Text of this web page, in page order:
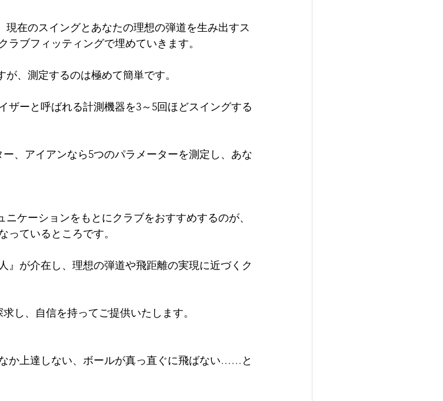
現在のスイングとあなたの理想の弾道を生み出すス
ブフィッティングで埋めていきます。
、測定するのは極めて簡単です。
ザーと呼ばれる計測機器を3～5回ほどスイングする
、アイアンなら5つのパラメーターを測定し、あな
ケーションをもとにクラブをおすすめするのが、
っているところです。
』が介在し、理想の弾道や飛距離の実現に近づくク
し、自信を持ってご提供いたします。
か上達しない、ボールが真っ直ぐに飛ばない……と